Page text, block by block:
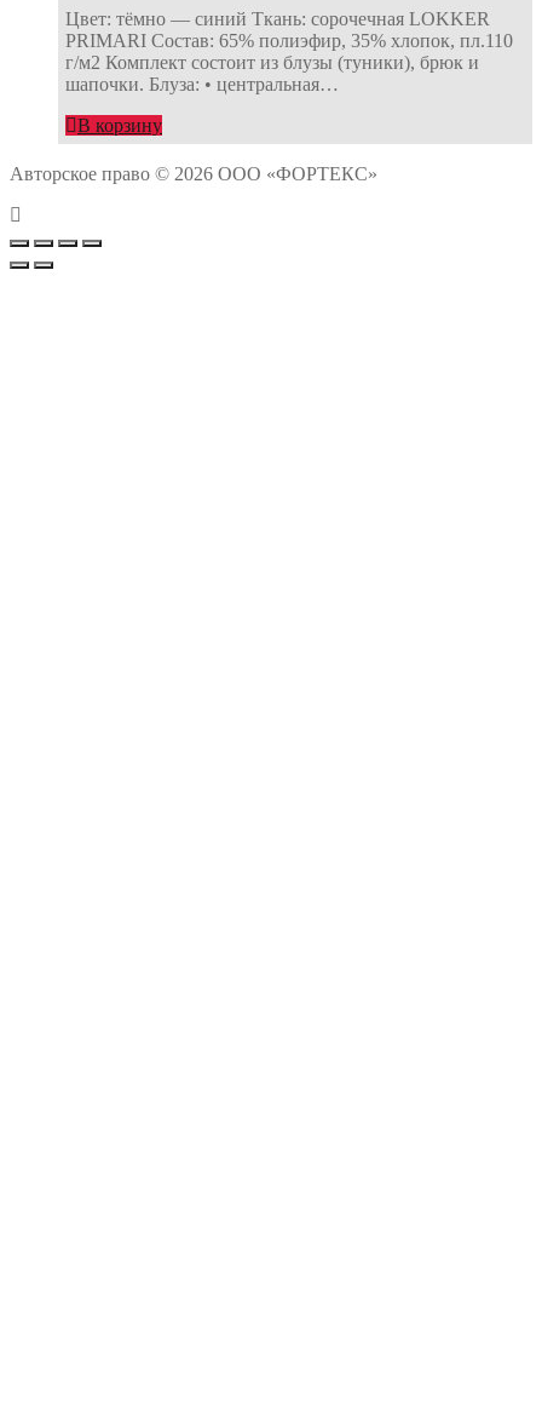
Цвет: тёмно — синий Ткань: сорочечная LOKKER
PRIMARI Состав: 65% полиэфир, 35% хлопок, пл.110
г/м2 Комплект состоит из блузы (туники), брюк и
шапочки. Блуза: • центральная…
В корзину
Авторское право © 2026 ООО «ФОРТЕКС»